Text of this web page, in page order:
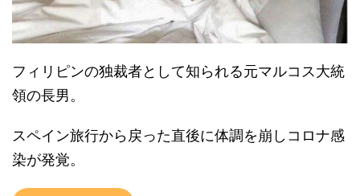
フィリピンの独裁者として知られる元マルコス大統
領の長男。
スペイン旅行から戻った直後に体調を崩しコロナ感
染が発覚。